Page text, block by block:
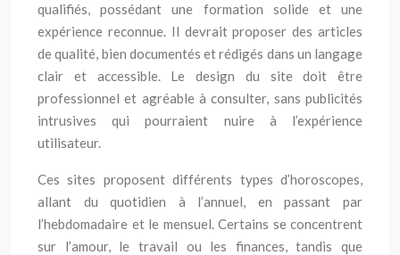
qualifiés, possédant une formation solide et une
expérience reconnue. Il devrait proposer des articles
de qualité, bien documentés et rédigés dans un langage
clair et accessible. Le design du site doit être
professionnel et agréable à consulter, sans publicités
intrusives qui pourraient nuire à l’expérience
utilisateur.
Ces sites proposent différents types d’horoscopes,
allant du quotidien à l’annuel, en passant par
l’hebdomadaire et le mensuel. Certains se concentrent
sur l’amour, le travail ou les finances, tandis que